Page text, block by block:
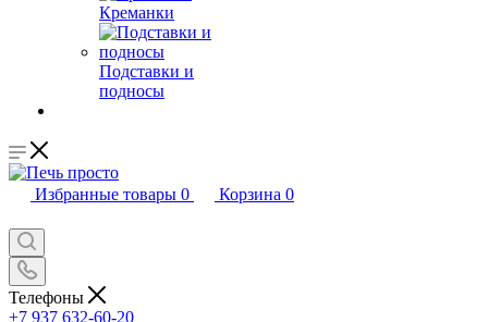
Креманки
Подставки и
подносы
Избранные товары 0 Корзина 0
Телефоны
+7 937 632-60-20